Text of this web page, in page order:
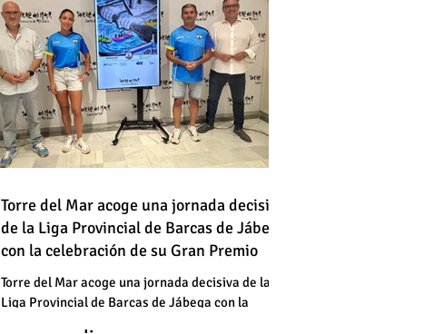
Un vehículo en llamas atraviesa
una vía en Torre del Mar junto a
una gasolinera
Un vehículo en llamas atraviesa
una vía en Torre del Mar junto a
Torre del Mar acoge una jornada decisiva
de la Liga Provincial de Barcas de Jábega
con la celebración de su Gran Premio
Torre del Mar acoge una jornada decisiva de la
Liga Provincial de Barcas de Jábega con la